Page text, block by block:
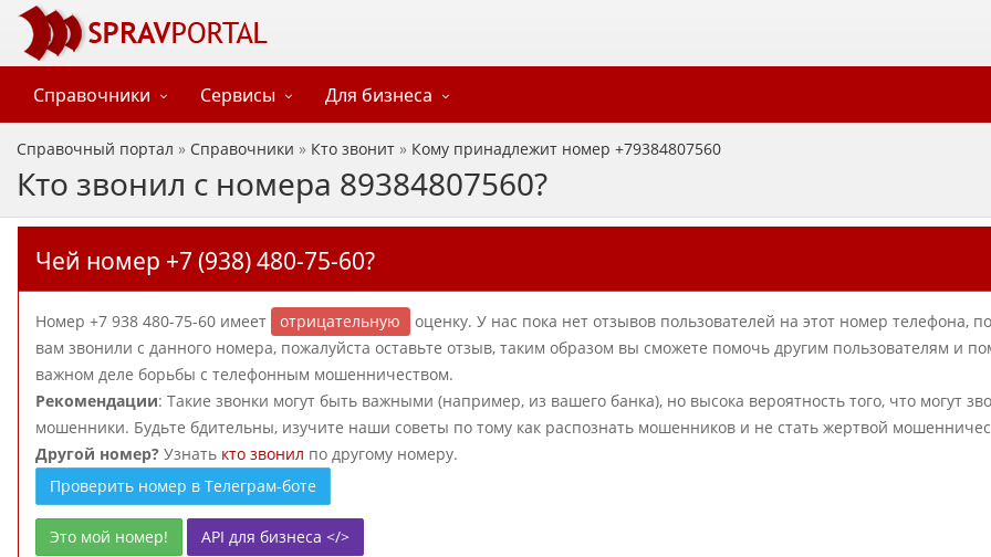
Справочники Сервисы Для бизнеса
Справочный портал » Справочники » Кто звонит » Кому принадлежит номер +79384807560
Кто звонил с номера 89384807560?
Чей номер +7 (938) 480-75-60?
Номер +7 938 480-75-60 имеет отрицательную
оценку. У нас пока нет отзывов пользователей на этот номер телефона,
вам звонили с данного номера, пожалуйста оставьте отзыв, таким образом вы сможете помочь другим пользователям и
важном деле борьбы с телефонным мошенничеством.
Рекомендации: Такие звонки могут быть важными (например, из вашего банка), но высока вероятность того, что могут
мошенники. Будьте бдительны, изучите наши советы по тому как распознать мошенников и не стать жертвой
Другой номер? Узнать кто звонил по другому номеру.
Проверить номер в Телеграм-боте
Это мой номер! API для бизнеса </>